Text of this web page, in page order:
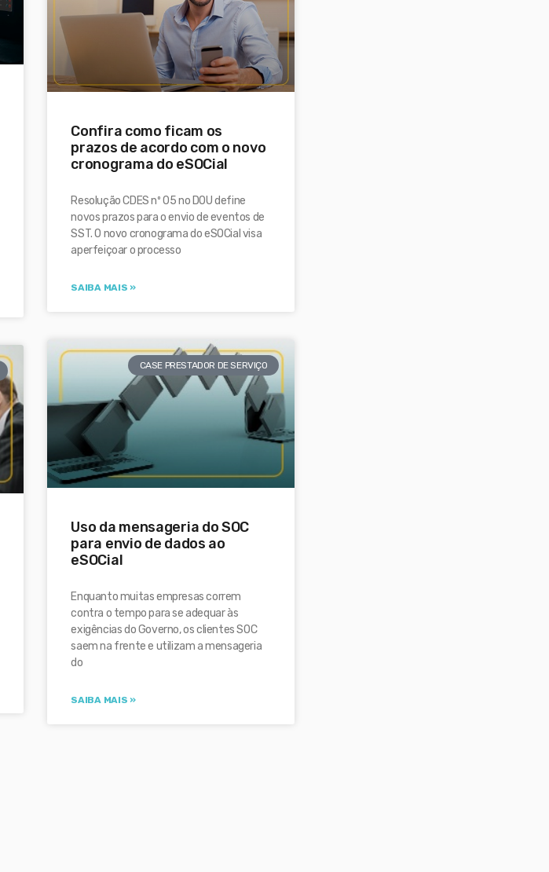
Confira como ficam os
prazos de acordo com o novo
cronograma do eSOCial
Resolução CDES nº 05 no DOU define
novos prazos para o envio de eventos de
SST. O novo cronograma do eSOCial visa
aperfeiçoar o processo
SAIBA MAIS »
CASE PRESTADOR DE SERVIÇO
Uso da mensageria do SOC
para envio de dados ao
eSOCial
Enquanto muitas empresas correm
contra o tempo para se adequar às
exigências do Governo, os clientes SOC
saem na frente e utilizam a mensageria
do
SAIBA MAIS »